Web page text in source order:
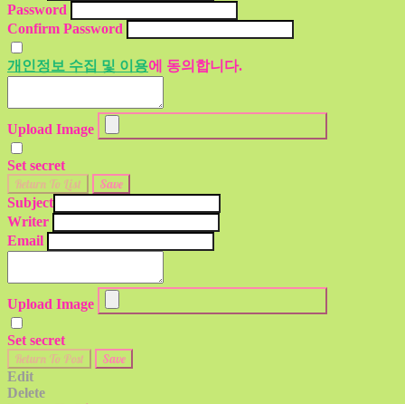
Password
Confirm Password
개인정보 수집 및 이용에 동의합니다.
Upload Image
Set secret
Return To List Save
Subject
Writer
Email
Upload Image
Set secret
Return To Post Save
Edit
Delete